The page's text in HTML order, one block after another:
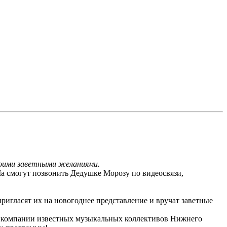
заветными желаниями.
позвонить Дедушке Морозу по видеосвязи,
их на новогоднее представление и вручат заветные
известных музыкальных коллективов Нижнего